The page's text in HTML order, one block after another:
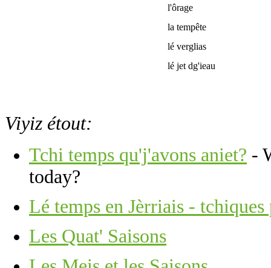
l'ôrage
la tempête
lé verglias
lé jet dg'ieau
Viyiz étout:
Tchi temps qu'j'avons aniet? -
today?
Lé temps en Jèrriais -
Les Quat' Saisons